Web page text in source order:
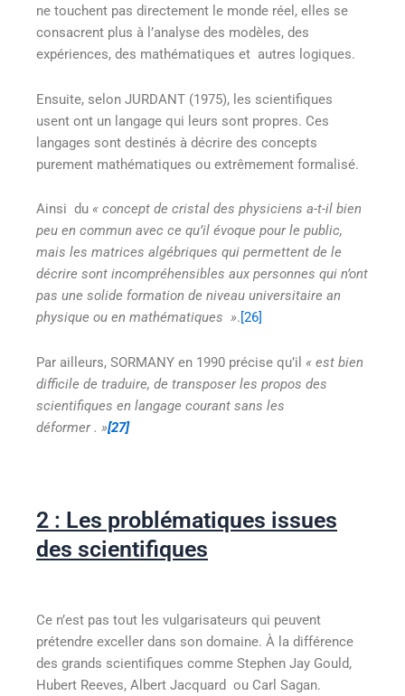
ne touchent pas directement le monde réel, elles se
consacrent plus à l’analyse des modèles, des
expériences, des mathématiques et autres logiques.
Ensuite, selon JURDANT (1975), les scientifiques
usent ont un langage qui leurs sont propres. Ces
langages sont destinés à décrire des concepts
purement mathématiques ou extrêmement formalisé.
Ainsi du « concept de cristal des physiciens a-t-il bien
peu en commun avec ce qu’il évoque pour le public,
mais les matrices algébriques qui permettent de le
décrire sont incompréhensibles aux personnes qui n’ont
pas une solide formation de niveau universitaire an
physique ou en mathématiques ». [26]
Par ailleurs, SORMANY en 1990 précise qu’il « est bien
difficile de traduire, de transposer les propos des
scientifiques en langage courant sans les
déformer . »[27]
2 : Les problématiques issues
des scientifiques
Ce n’est pas tout les vulgarisateurs qui peuvent
prétendre exceller dans son domaine. À la différence
des grands scientifiques comme Stephen Jay Gould,
Hubert Reeves, Albert Jacquard ou Carl Sagan.